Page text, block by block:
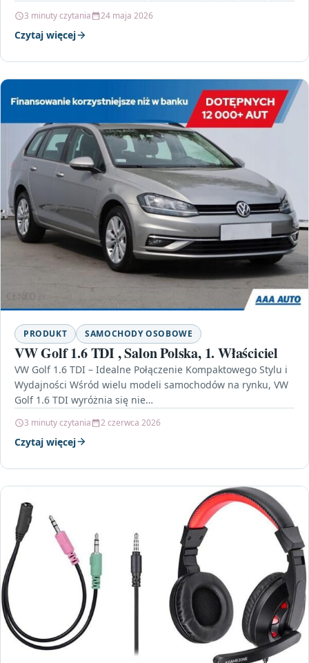
3 minuty czytania 24 maja 2026
Czytaj więcej
PRODUKT SAMOCHODY OSOBOWE
VW Golf 1.6 TDI , Salon Polska, 1. Właściciel
VW Golf 1.6 TDI – Idealne Połączenie Kompaktowego Stylu i
Wydajności Wśród wielu modeli samochodów na rynku, VW
Golf 1.6 TDI wyróżnia się nie…
3 minuty czytania 2 czerwca 2026
Czytaj więcej